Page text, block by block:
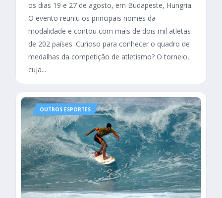
os dias 19 e 27 de agosto, em Budapeste, Hungria.
O evento reuniu os principais nomes da
modalidade e contou com mais de dois mil atletas
de 202 países. Curioso para conhecer o quadro de
medalhas da competição de atletismo? O torneio,
cuja...
OUTROS ESPORTES